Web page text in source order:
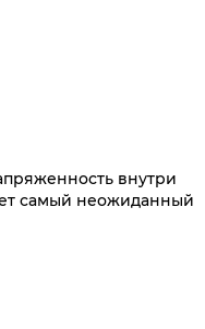
внутри
самый неожиданный